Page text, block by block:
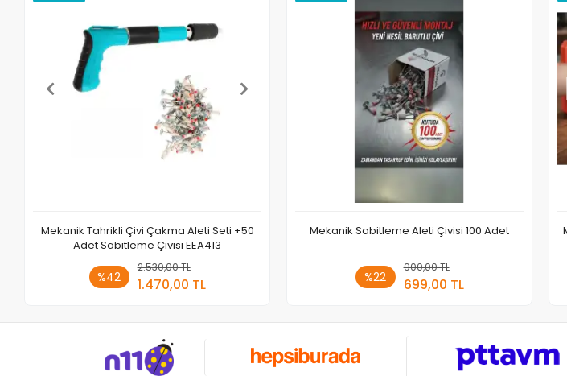
Mekanik Tahrikli Çivi Çakma Aleti Seti +50
Adet Sabitleme Çivisi EEA413
%42
2.530,00 TL
1.470,00 TL
Sepete Ekle
Mekanik Sabitleme Aleti Çivisi 100 Adet
%22
900,00 TL
699,00 TL
Sepete Ekle